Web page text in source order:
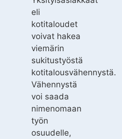
eli
kotitaloudet
voivat hakea
viemärin
sukitustyöstä
kotitalousvähennystä.
Vähennystä
voi saada
nimenomaan
työn
osuudelle,